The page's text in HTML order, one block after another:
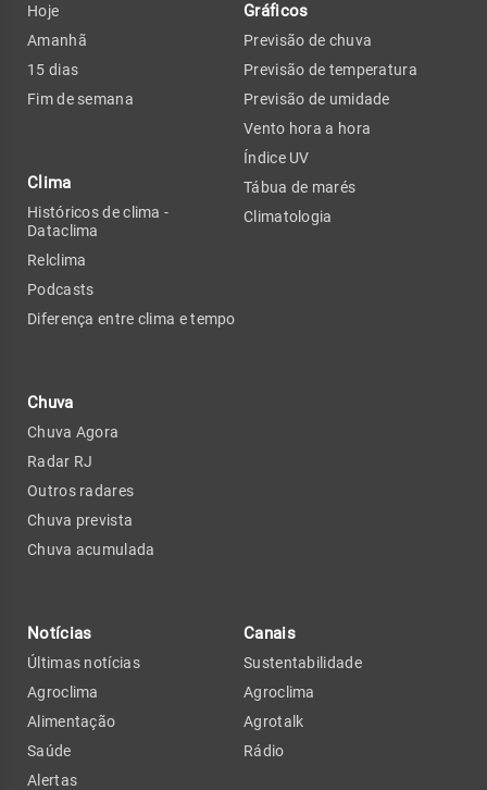
Hoje
Amanhã
15 dias
Fim de semana
Clima
Históricos de clima -
Dataclima
Relclima
Podcasts
Diferença entre clima e tempo
Chuva
Chuva Agora
Radar RJ
Outros radares
Chuva prevista
Chuva acumulada
Gráficos
Previsão de chuva
Previsão de temperatura
Previsão de umidade
Vento hora a hora
Índice UV
Tábua de marés
Climatologia
Notícias
Últimas notícias
Agroclima
Alimentação
Saúde
Alertas
Canais
Sustentabilidade
Agroclima
Agrotalk
Rádio